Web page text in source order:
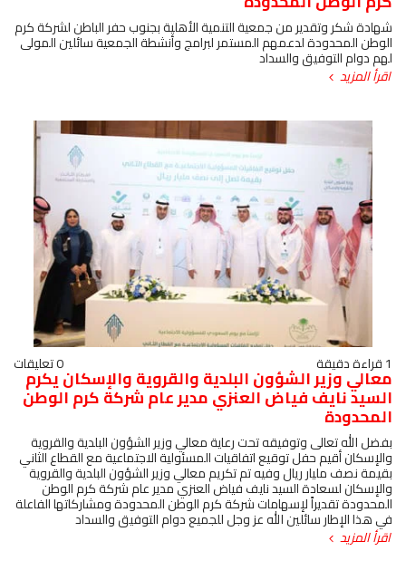
شهادة شكر وتقدير من جمعية التنمية الأهلية بجنوب حفر الباطن لشركة كرم
الوطن المحدودة لدعمهم المستمر لبرامج وأنشطة الجمعية سائلين المولى
لهم دوام التوفيق والسداد
اقرأ المزيد
1 قراءة دقيقة 0 تعليقات
معالي وزير الشؤون البلدية والقروية والإسكان يكرم
السيد نايف فياض العنزي مدير عام شركة كرم الوطن
المحدودة
بفضل الله تعالى وتوفيقه تحت رعاية معالي وزير الشؤون البلدية والقروية
والإسكان أقيم حفل توقيع اتفاقيات المسئولية الاجتماعية مع القطاع الثاني
بقيمة نصف مليار ريال وفيه تم تكريم معالي وزير الشؤون البلدية والقروية
والإسكان لسعادة السيد نايف فياض العنزي مدير عام شركة كرم الوطن
المحدودة تقديراً لإسهامات شركة كرم الوطن المحدودة ومشاركاتها الفاعلة
في هذا الإطار سائلين الله عز وجل للجميع دوام التوفيق والسداد
اقرأ المزيد